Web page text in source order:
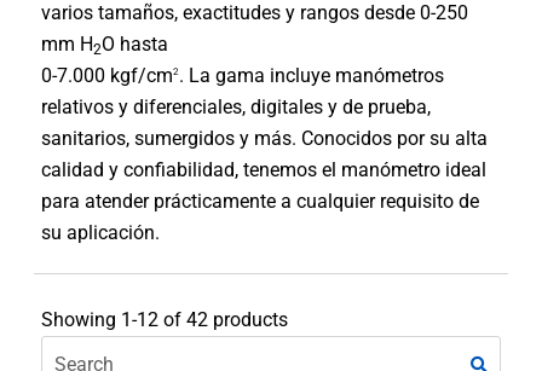
varios tamaños, exactitudes y rangos desde 0-250
mm H2O hasta
0-7.000 kgf/cm2 . La gama incluye manómetros
relativos y diferenciales, digitales y de prueba,
sanitarios, sumergidos y más. Conocidos por su alta
calidad y confiabilidad, tenemos el manómetro ideal
para atender prácticamente a cualquier requisito de
su aplicación.
Showing 1-12 of 42 products